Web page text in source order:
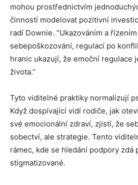
mohou prostřednictvím
činností modelovat pozitivní
radí Downie. “Ukazováním a
sebepoškozování, regulací po
hranic ukazují, že emoční regulace
života.”
Tyto viditelné praktiky normalizují
Když dospívající vidí rodiče, jak
své emocionální zdraví, zjistí, že
sobectví, ale strategie. Tento
rámec, kde se hledání podpory zdá
stigmatizované.